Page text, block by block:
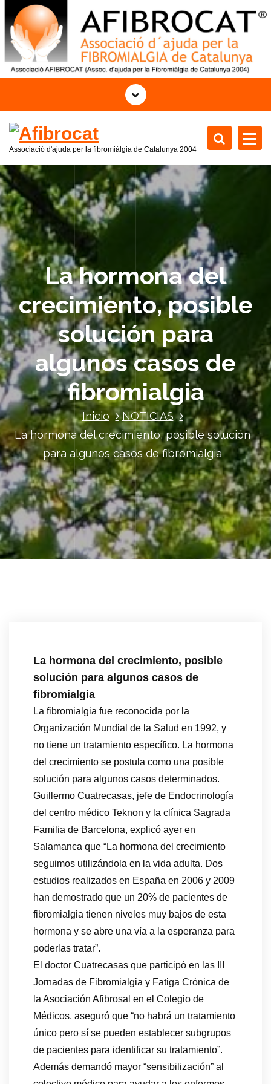
r
t
e
n
i
d
Associació d'ajuda per la fibromiàlgia de Catalunya 2004
La hormona del
crecimiento, posible
solución para
algunos casos de
fibromialgia
Inicio
NOTICIAS
La hormona del crecimiento, posible solución
para algunos casos de fibromialgia
La hormona del crecimiento, posible
solución para algunos casos de
fibromialgia
La fibromialgia fue reconocida por la
Organización Mundial de la Salud en 1992, y
no tiene un tratamiento específico. La hormona
del crecimiento se postula como una posible
solución para algunos casos determinados.
Guillermo Cuatrecasas, jefe de Endocrinología
del centro médico Teknon y la clínica Sagrada
Familia de Barcelona, explicó ayer en
Salamanca que “La hormona del crecimiento
seguimos utilizándola en la vida adulta. Dos
estudios realizados en España en 2006 y 2009
han demostrado que un 20% de pacientes de
fibromialgia tienen niveles muy bajos de esta
hormona y se abre una vía a la esperanza para
poderlas tratar”.
El doctor Cuatrecasas que participó en las III
Jornadas de Fibromialgia y Fatiga Crónica de
la Asociación Afibrosal en el Colegio de
Médicos, aseguró que “no habrá un tratamiento
único pero sí se pueden establecer subgrupos
de pacientes para identificar su tratamiento”.
Además demandó mayor “sensibilización” al